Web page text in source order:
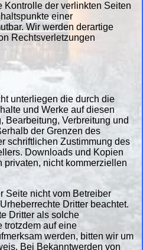
Kontrolle der verlinkten Seiten
einer
Wir werden derartige
Rechtsverletzungen
unterliegen die durch die
und Werke auf diesen
Bearbeitung, Verbreitung und
der Grenzen des
schriftlichen Zustimmung des
Downloads und Kopien
privaten, nicht kommerziellen
Seite nicht vom Betreiber
Dritter beachtet.
Dritter als solche
trotzdem auf eine
werden, bitten wir um
Bei Bekanntwerden von